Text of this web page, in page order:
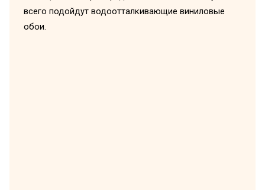
всего подойдут водоотталкивающие виниловые
обои.